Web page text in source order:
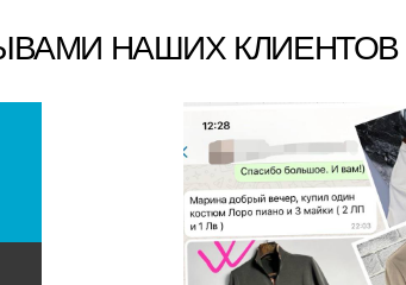
НАШИХ КЛИЕНТОВ